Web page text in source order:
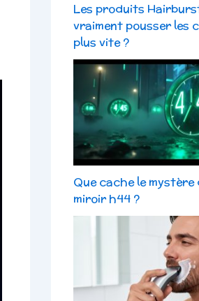
Les produits
vraiment pousser les
plus vite ?
Que cache le mystère
miroir h44 ?